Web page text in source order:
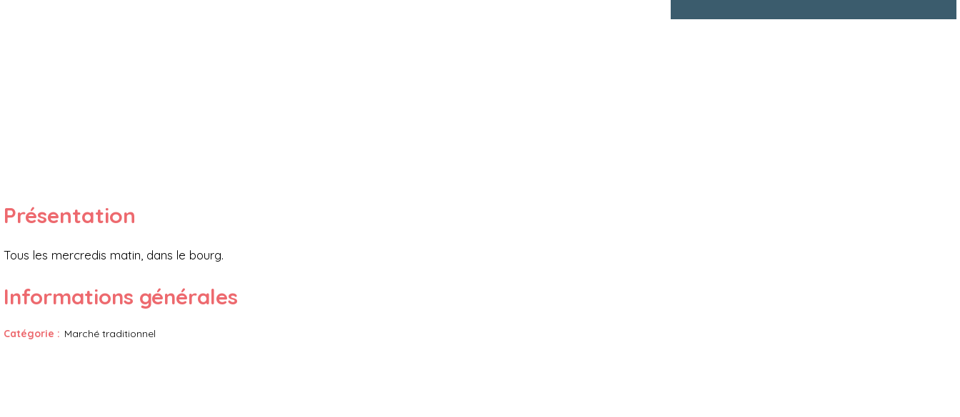
Présentation
Tous les mercredis matin, dans le bourg.
Informations générales
Catégorie : Marché traditionnel